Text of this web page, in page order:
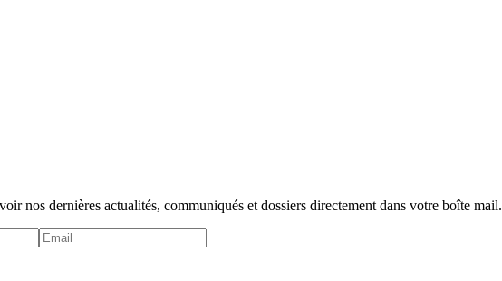
nos dernières actualités, communiqués et dossiers directement dans votre boîte mail.